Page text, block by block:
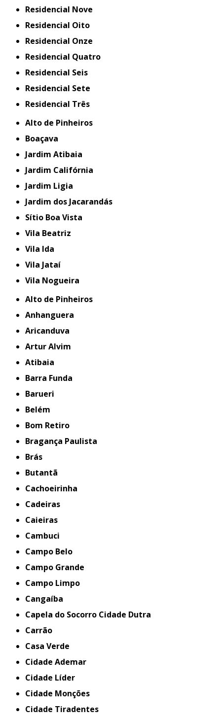
Residencial Nove
Residencial Oito
Residencial Onze
Residencial Quatro
Residencial Seis
Residencial Sete
Residencial Três
Alto de Pinheiros
Boaçava
Jardim Atibaia
Jardim Califórnia
Jardim Ligia
Jardim dos Jacarandás
Sítio Boa Vista
Vila Beatriz
Vila Ida
Vila Jataí
Vila Nogueira
Alto de Pinheiros
Anhanguera
Aricanduva
Artur Alvim
Atibaia
Barra Funda
Barueri
Belém
Bom Retiro
Bragança Paulista
Brás
Butantã
Cachoeirinha
Cadeiras
Caieiras
Cambuci
Campo Belo
Campo Grande
Campo Limpo
Cangaíba
Capela do Socorro Cidade Dutra
Carrão
Casa Verde
Cidade Ademar
Cidade Líder
Cidade Monções
Cidade Tiradentes